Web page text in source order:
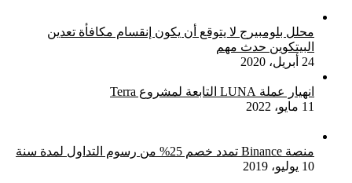
محلل بلومبيرج لا يتوقع أن يكون إنقسام مكافأة تعدين
البيتكوين حدث مهم
24 أبريل، 2020
انهيار عملة LUNA التابعة لمشروع Terra
11 مايو، 2022
منصة Binance تمدد خصم 25% من رسوم التداول لمدة سنة
10 يوليو، 2019